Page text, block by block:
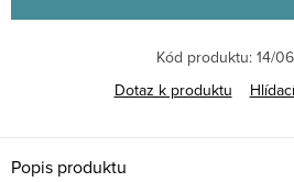
Kód produktu: 14/
Dotaz k produktu
Popis produktu